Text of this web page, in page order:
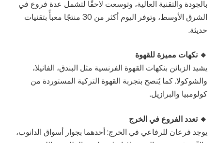
بالجودة والتقنية العالية، وتوسعت لاحقًا لتشمل عدة فروع في
الشرق الأوسط، وتوفر اليوم أكثر من 30 منتجًا معبأً بتقنيات
حديثة.
🔹 نكهات مميزة للقهوة
يشيد الزبائن بنكهات القهوة الفرنسية مثل البندق، الفانيلا،
والشوكولا. كما يُنصح بتجربة القهوة التركية المستوردة من
كولومبيا والبرازيل.
🔹 تعدد الفروع في الخرج
يوجد فرعان للرفاعي في الخرج: أحدهما بجوار أسواق الدانوب،